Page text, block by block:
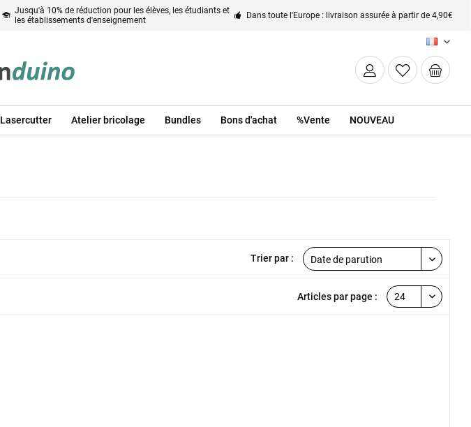
Jusqu'à 10% de réduction pour les élèves, les étudiants et
les établissements d'enseignement
Dans toute l'Europe : livraison assurée à partir de 4,90€
FR
Lasercutter Atelier bricolage Bundles Bons d'achat %Vente NOUVEAU
Trier par :
Articles par page :